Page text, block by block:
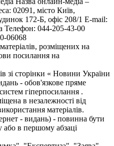
02091, місто Київ,
172-Б, офіс 208/1 E-mail:
Телефон: 044-205-43-00
06068
розміщених на
посилання на
зі сторінки « Новини України
- обов'язкове пряме
гіперпосилання .
в незалежності від
матеріалів.
- видань) - повинна бути
або в першому абзаці